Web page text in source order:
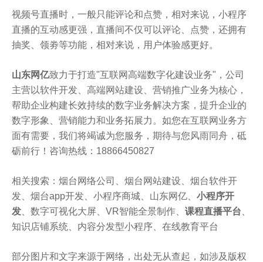
视频号直播时，一般只能评论和点赞，相对来说，小程序
直播的互动感更强，直播间不仅可以评论、点赞，还拥有
抽奖、领劵等功能，相对来说，用户体验感更好。
山东网亿致力于打造"互联网高端数字化建设业务"，公司
主营以软件开发、高端网站建设、营销推广业务为核心，
帮助企业构建长效持续的数字业务解决方案，提升企业的
数字形象、营销能力和业务拓展力。如您在互联网业务方
面有需要，我们将竭诚为您服务，期待与您风雨同舟，砥
砺前行！咨询热线：18866450827
相关搜索：烟台网络公司、烟台网站建设、烟台软件开
发、烟台app开发、小程序商城、山东网亿、 小程序开
发 、数字可视化大屏、VR智能全景制作、 课程直播平台
知识店铺系统、内容分发型小程序、在线教育平台
部分图片和文字来源于网络，出处无从查起，如涉及版权